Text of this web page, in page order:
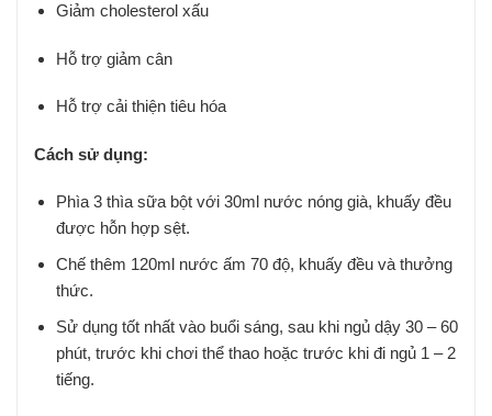
Giảm cholesterol xấu
Hỗ trợ giảm cân
Hỗ trợ cải thiện tiêu hóa
Cách sử dụng:
Phìa 3 thìa sữa bột với 30ml nước nóng già, khuấy đều
được hỗn hợp sệt.
Chế thêm 120ml nước ấm 70 độ, khuấy đều và thưởng
thức.
Sử dụng tốt nhất vào buổi sáng, sau khi ngủ dậy 30 – 60
phút, trước khi chơi thể thao hoặc trước khi đi ngủ 1 – 2
tiếng.